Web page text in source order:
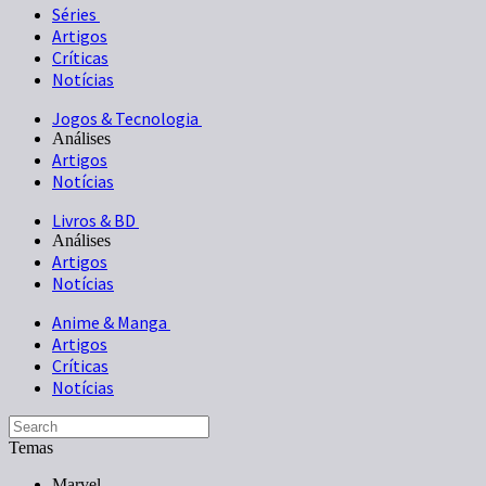
Séries
Artigos
Críticas
Notícias
Jogos & Tecnologia
Análises
Artigos
Notícias
Livros & BD
Análises
Artigos
Notícias
Anime & Manga
Artigos
Críticas
Notícias
Temas